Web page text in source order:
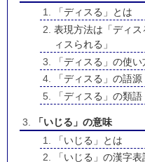
「ディスる」とは
表現方法は「ディ
ィスられる」
「ディスる」の使い
「ディスる」の語源
「ディスる」の類語
「いじる」の意味
「いじる」とは
「いじる」の漢字表